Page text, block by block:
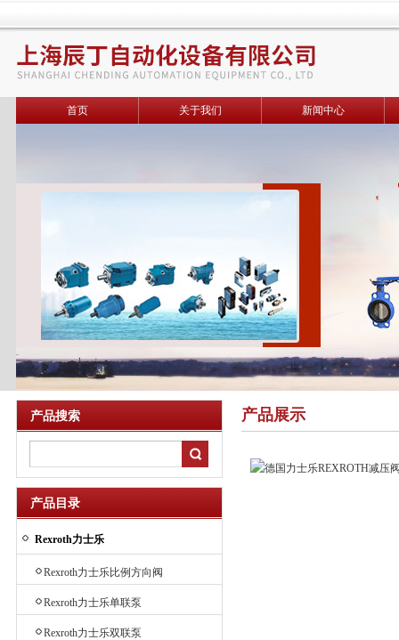
首页 关于我们 新闻中心
产品搜索
产品目录
Rexroth力士乐
Rexroth力士乐比例方向阀
Rexroth力士乐单联泵
Rexroth力士乐双联泵
产品展示